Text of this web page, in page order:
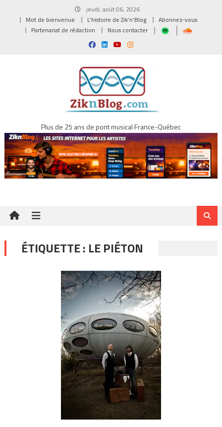
jeudi, août 06, 2026
Mot de bienvenue
L’histoire de Zik’n’Blog
Abonnez-vous
Partenariat de rédaction
Nous contacter
Plus de 25 ans de pont musical France-Québec
ÉTIQUETTE : LE PIÉTON